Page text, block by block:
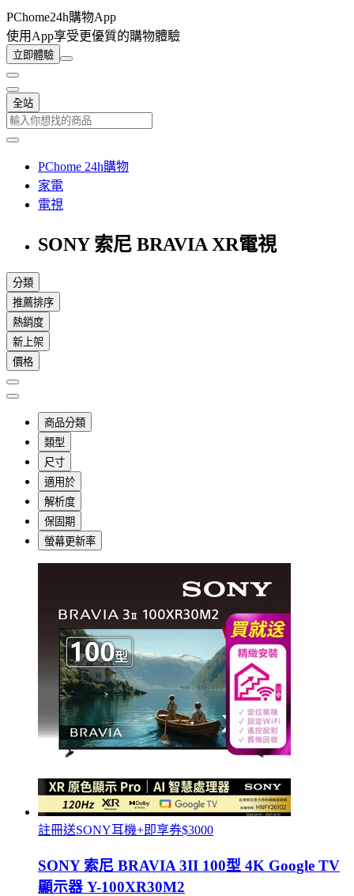
PChome24h購物App
使用App享受更優質的購物體驗
立即體驗
全站
PChome 24h購物
家電
電視
SONY 索尼 BRAVIA XR電視
分類
推薦排序
熱銷度
新上架
價格
商品分類
類型
尺寸
適用於
解析度
保固期
螢幕更新率
註冊送SONY耳機+即享券$3000
SONY 索尼 BRAVIA 3II 100型 4K Google TV
顯示器 Y-100XR30M2